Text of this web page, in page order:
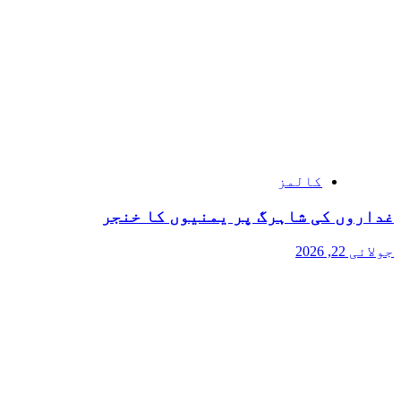
کالمز
غداروں کی شاہرگ پر یمنیوں کا خنجر
جولائی 22, 2026